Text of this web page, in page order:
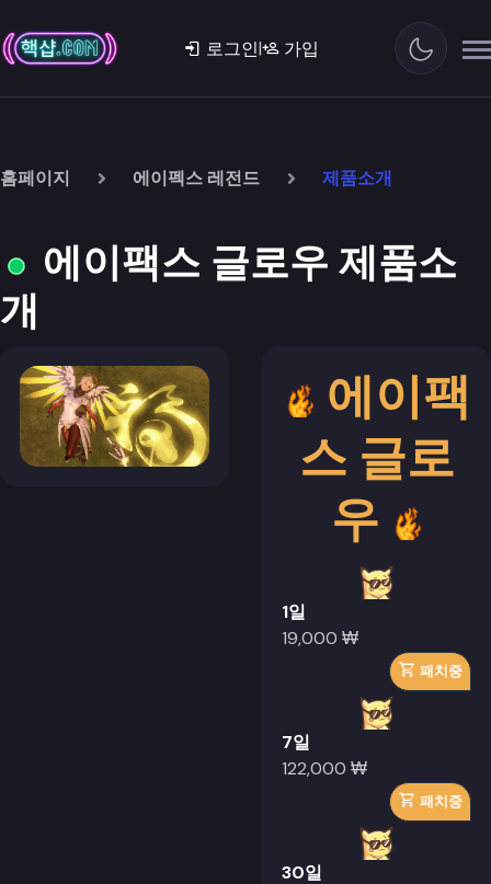
로그인| 가입
홈페이지 에이펙스 레전드 제품소개
에이팩스 글로우 제품소
개
에이팩
스 글로
우
1일
19,000 ₩
패치중
7일
122,000 ₩
패치중
30일